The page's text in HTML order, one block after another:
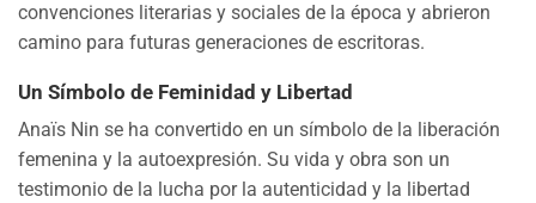
convenciones literarias y sociales de la época y abrieron
camino para futuras generaciones de escritoras.
Un Símbolo de Feminidad y Libertad
Anaïs Nin se ha convertido en un símbolo de la liberación
femenina y la autoexpresión. Su vida y obra son un
testimonio de la lucha por la autenticidad y la libertad